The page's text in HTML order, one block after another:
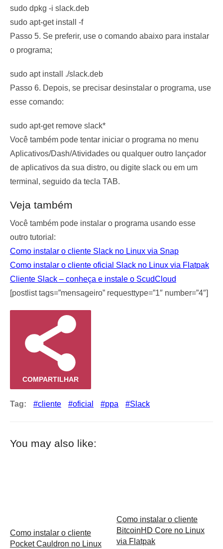
sudo dpkg -i slack.deb
sudo apt-get install -f
Passo 5. Se preferir, use o comando abaixo para instalar
o programa;
sudo apt install ./slack.deb
Passo 6. Depois, se precisar desinstalar o programa, use
esse comando:
sudo apt-get remove slack*
Você também pode tentar iniciar o programa no menu
Aplicativos/Dash/Atividades ou qualquer outro lançador
de aplicativos da sua distro, ou digite slack ou em um
terminal, seguido da tecla TAB.
Veja também
Você também pode instalar o programa usando esse
outro tutorial:
Como instalar o cliente Slack no Linux via Snap
Como instalar o cliente oficial Slack no Linux via Flatpak
Cliente Slack – conheça e instale o ScudCloud
[postlist tags=”mensageiro” requesttype=”1″ number=”4″]
COMPARTILHAR
Tag: cliente oficial ppa Slack
You may also like:
Como instalar o cliente
Pocket Cauldron no Linux
Como instalar o cliente
BitcoinHD Core no Linux
via Flatpak